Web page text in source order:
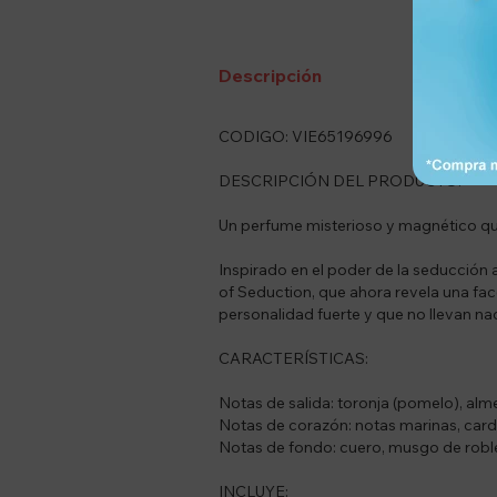
Descripción
CODIGO: VIE65196996
DESCRIPCIÓN DEL PRODUCTO:
Un perfume misterioso y magnético
Inspirado en el poder de la seducción
of Seduction, que ahora revela una
personalidad fuerte y que no llevan
CARACTERÍSTICAS:
Notas de salida: toronja (pomelo),
Notas de corazón: notas marinas,
Notas de fondo: cuero, musgo de
INCLUYE: